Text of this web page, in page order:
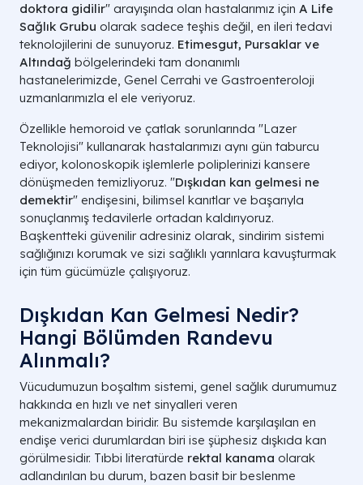
doktora gidilir" arayışında olan hastalarımız için A Life
Sağlık Grubu olarak sadece teşhis değil, en ileri tedavi
teknolojilerini de sunuyoruz. Etimesgut, Pursaklar ve
Altındağ bölgelerindeki tam donanımlı
hastanelerimizde, Genel Cerrahi ve Gastroenteroloji
uzmanlarımızla el ele veriyoruz.
Özellikle hemoroid ve çatlak sorunlarında "Lazer
Teknolojisi" kullanarak hastalarımızı aynı gün taburcu
ediyor, kolonoskopik işlemlerle poliplerinizi kansere
dönüşmeden temizliyoruz. "Dışkıdan kan gelmesi ne
demektir" endişesini, bilimsel kanıtlar ve başarıyla
sonuçlanmış tedavilerle ortadan kaldırıyoruz.
Başkentteki güvenilir adresiniz olarak, sindirim sistemi
sağlığınızı korumak ve sizi sağlıklı yarınlara kavuşturmak
için tüm gücümüzle çalışıyoruz.
Dışkıdan Kan Gelmesi Nedir?
Hangi Bölümden Randevu
Alınmalı?
Vücudumuzun boşaltım sistemi, genel sağlık durumumuz
hakkında en hızlı ve net sinyalleri veren
mekanizmalardan biridir. Bu sistemde karşılaşılan en
endişe verici durumlardan biri ise şüphesiz dışkıda kan
görülmesidir. Tıbbi literatürde rektal kanama olarak
adlandırılan bu durum, bazen basit bir beslenme